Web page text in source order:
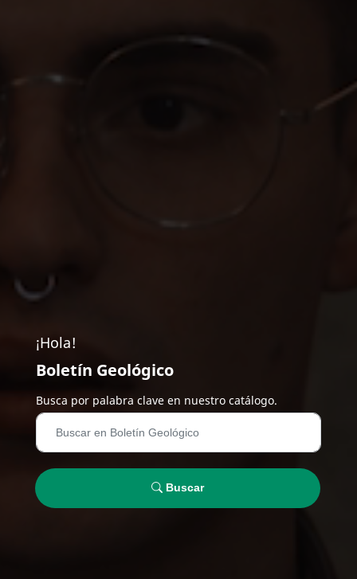
¡Hola!
Boletín Geológico
Busca por palabra clave en nuestro catálogo.
Buscar